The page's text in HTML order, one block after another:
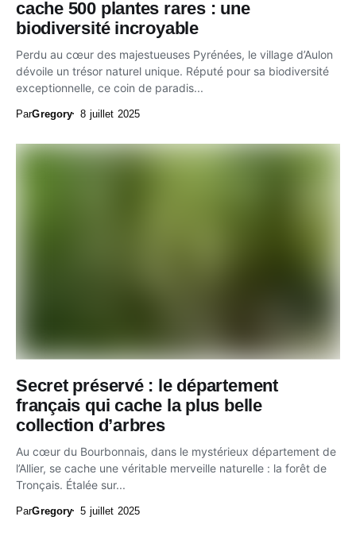
cache 500 plantes rares : une
biodiversité incroyable
Perdu au cœur des majestueuses Pyrénées, le village d’Aulon
dévoile un trésor naturel unique. Réputé pour sa biodiversité
exceptionnelle, ce coin de paradis...
ParGregory 8 juillet 2025
Secret préservé : le département
français qui cache la plus belle
collection d’arbres
Au cœur du Bourbonnais, dans le mystérieux département de
l’Allier, se cache une véritable merveille naturelle : la forêt de
Tronçais. Étalée sur...
ParGregory 5 juillet 2025